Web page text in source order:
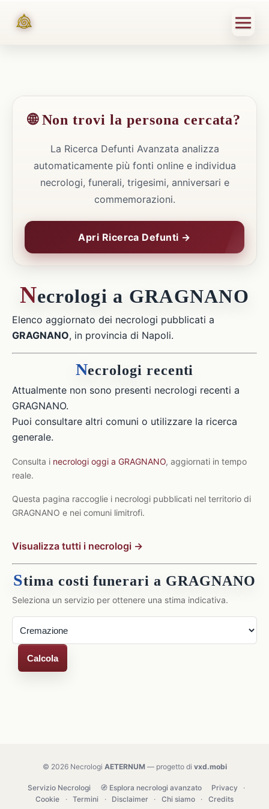
🌐 Non trovi la persona cercata?
La Ricerca Defunti Avanzata analizza
automaticamente più fonti online e individua
necrologi, funerali, trigesimi, anniversari e
commemorazioni.
Apri Ricerca Defunti →
Necrologi a GRAGNANO
Elenco aggiornato dei necrologi pubblicati a
GRAGNANO, in provincia di Napoli.
Necrologi recenti
Attualmente non sono presenti necrologi recenti a
GRAGNANO.
Puoi consultare altri comuni o utilizzare la ricerca
generale.
Consulta i necrologi oggi a GRAGNANO, aggiornati in tempo
reale.
Questa pagina raccoglie i necrologi pubblicati nel territorio di
GRAGNANO e nei comuni limitrofi.
Visualizza tutti i necrologi →
Stima costi funerari a GRAGNANO
Seleziona un servizio per ottenere una stima indicativa.
Calcola
© 2026 Necrologi AETERNUM— progetto di vxd.mobi
Servizio Necrologi 🧭 Esplora necrologi avanzato Privacy
·
Cookie
· Termini · Disclaimer · Chi siamo · Credits